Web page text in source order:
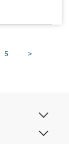
5 >